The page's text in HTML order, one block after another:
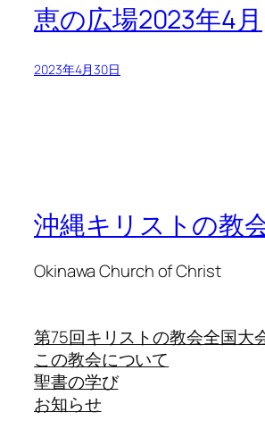
恵の広場2023年4月
2023年4月30日
沖縄キリストの教
Okinawa Church of Christ
第75回キリストの教会全国大
この教会について
聖書の学び
お知らせ